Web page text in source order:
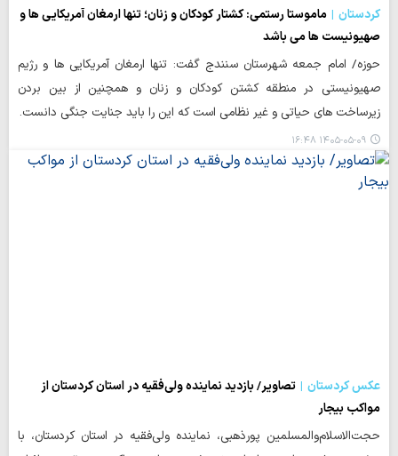
کردستان
ماموستا رستمی: کشتار کودکان و زنان؛ تنها ارمغان آمریکایی ها و
صهیونیست ها می باشد
حوزه/ امام جمعه شهرستان سنندج گفت: تنها ارمغان آمریکایی ها و رژیم
صهیونیستی در منطقه کشتن کودکان و زنان و همچنین از بین بردن
زیرساخت های حیاتی و غیر نظامی است که این را باید جنایت جنگی دانست.
۱۴۰۵-۰۵-۰۹ ۱۶:۴۸
عکس کردستان
تصاویر/ بازدید نماینده ولی‌فقیه در استان کردستان از
مواکب بیجار
حجت‌الاسلام‌والمسلمین پورذهبی، نماینده ولی‌فقیه در استان کردستان، با